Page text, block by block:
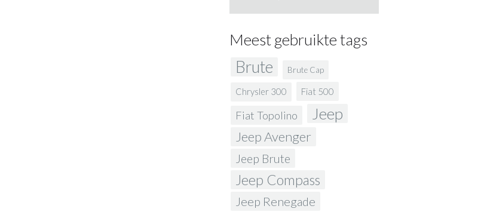
Meest gebruikte tags
Brute Brute Cap
Chrysler 300 Fiat 500
Fiat Topolino Jeep
Jeep Avenger
Jeep Brute
Jeep Compass
Jeep Renegade